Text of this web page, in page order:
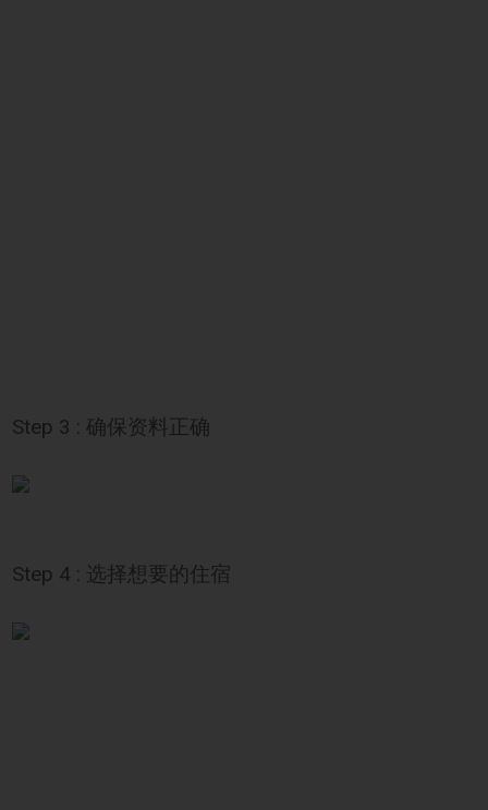
Step 3 : 确保资料正确
Step 4 : 选择想要的住宿